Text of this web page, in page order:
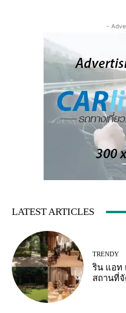
-
LATEST ARTICLES
TRENDY
ริน แอท
สถานที่จั